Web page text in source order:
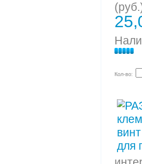
Кол-во: